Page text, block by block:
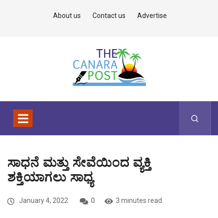
About us Contact us Advertise
ಸಾಧನೆ ಮತ್ತು ಸೇವೆಯಿಂದ ವ್ಯಕ್ತಿ
ಶಕ್ತಿಯಾಗಲು ಸಾಧ್ಯ
January 4, 2022 0 3 minutes read